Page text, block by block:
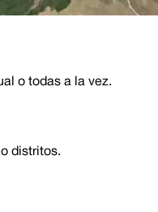
o todas a la vez.
distritos.